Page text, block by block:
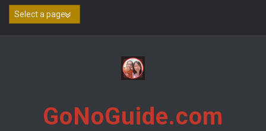
Skip
GoNoGuide.com